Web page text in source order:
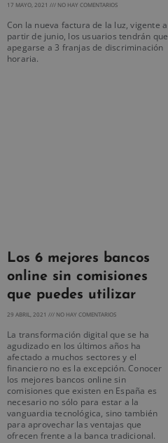
17 MAYO, 2021 NO HAY COMENTARIOS
Con la nueva factura de la luz, vigente a
partir de junio, los usuarios tendrán que
apegarse a 3 franjas de discriminación
horaria.
Los 6 mejores bancos
online sin comisiones
que puedes utilizar
29 ABRIL, 2021 NO HAY COMENTARIOS
La transformación digital que se ha
agudizado en los últimos años ha
afectado a muchos sectores y el
financiero no es la excepción. Conocer
los mejores bancos online sin
comisiones que existen en España es
necesario no sólo para estar a la
vanguardia tecnológica, sino también
para aprovechar las ventajas que
ofrecen frente a la banca tradicional.